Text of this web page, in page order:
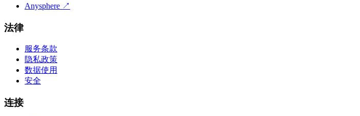
Anysphere ↗
法律
服务条款
隐私政策
数据使用
安全
连接